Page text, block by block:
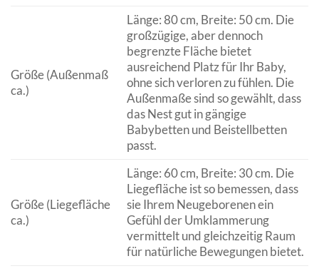
Größe (Außenmaß
ca.)
Länge: 80 cm, Breite: 50 cm. Die
großzügige, aber dennoch
begrenzte Fläche bietet
ausreichend Platz für Ihr Baby,
ohne sich verloren zu fühlen. Die
Außenmaße sind so gewählt, dass
das Nest gut in gängige
Babybetten und Beistellbetten
passt.
Größe (Liegefläche
ca.)
Länge: 60 cm, Breite: 30 cm. Die
Liegefläche ist so bemessen, dass
sie Ihrem Neugeborenen ein
Gefühl der Umklammerung
vermittelt und gleichzeitig Raum
für natürliche Bewegungen bietet.